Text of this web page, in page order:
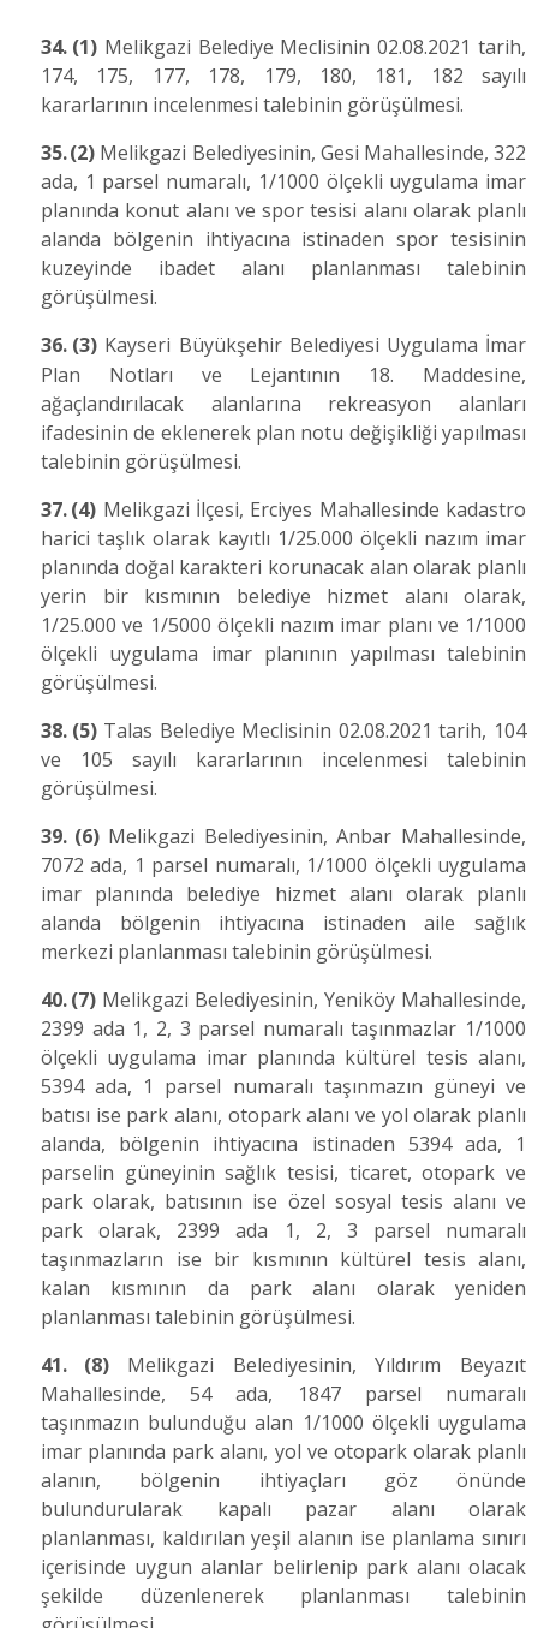
34. (1)Melikgazi Belediye Meclisinin 02.08.2021 tarih,
174, 175, 177, 178, 179, 180, 181, 182 sayılı
kararlarının incelenmesi talebinin görüşülmesi.
35.(2) Melikgazi Belediyesinin, Gesi Mahallesinde, 322
ada, 1 parsel numaralı, 1/1000 ölçekli uygulama imar
planında konut alanı ve spor tesisi alanı olarak planlı
alanda bölgenin ihtiyacına istinaden spor tesisinin
kuzeyinde ibadet alanı planlanması talebinin
görüşülmesi.
36. (3) Kayseri Büyükşehir Belediyesi Uygulama İmar
Plan Notları ve Lejantının 18. Maddesine,
ağaçlandırılacak alanlarına rekreasyon alanları
ifadesinin de eklenerek plan notu değişikliği yapılması
talebinin görüşülmesi.
37.(4) Melikgazi İlçesi, Erciyes Mahallesinde kadastro
harici taşlık olarak kayıtlı 1/25.000 ölçekli nazım imar
planında doğal karakteri korunacak alan olarak planlı
yerin bir kısmının belediye hizmet alanı olarak,
1/25.000 ve 1/5000 ölçekli nazım imar planı ve 1/1000
ölçekli uygulama imar planının yapılması talebinin
görüşülmesi.
38. (5)Talas Belediye Meclisinin 02.08.2021 tarih, 104
ve 105 sayılı kararlarının incelenmesi talebinin
görüşülmesi.
39. (6)Melikgazi Belediyesinin, Anbar Mahallesinde,
7072 ada, 1 parsel numaralı, 1/1000 ölçekli uygulama
imar planında belediye hizmet alanı olarak planlı
alanda bölgenin ihtiyacına istinaden aile sağlık
merkezi planlanması talebinin görüşülmesi.
40.(7) Melikgazi Belediyesinin, Yeniköy Mahallesinde,
2399 ada 1, 2, 3 parsel numaralı taşınmazlar 1/1000
ölçekli uygulama imar planında kültürel tesis alanı,
5394 ada, 1 parsel numaralı taşınmazın güneyi ve
batısı ise park alanı, otopark alanı ve yol olarak planlı
alanda, bölgenin ihtiyacına istinaden 5394 ada, 1
parselin güneyinin sağlık tesisi, ticaret, otopark ve
park olarak, batısının ise özel sosyal tesis alanı ve
park olarak, 2399 ada 1, 2, 3 parsel numaralı
taşınmazların ise bir kısmının kültürel tesis alanı,
kalan kısmının da park alanı olarak yeniden
planlanması talebinin görüşülmesi.
41.
(8)Melikgazi Belediyesinin, Yıldırım Beyazıt
Mahallesinde, 54 ada, 1847 parsel numaralı
taşınmazın bulunduğu alan 1/1000 ölçekli uygulama
imar planında park alanı, yol ve otopark olarak planlı
alanın, bölgenin ihtiyaçları göz önünde
bulundurularak kapalı pazar alanı olarak
planlanması, kaldırılan yeşil alanın ise planlama sınırı
içerisinde uygun alanlar belirlenip park alanı olacak
şekilde düzenlenerek planlanması talebinin